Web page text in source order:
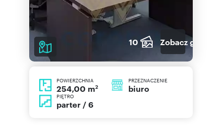
10 Zobacz galerię
POWIERZCHNIA
254,00 m2
PRZEZNACZENIE
biuro
PIĘTRO
parter / 6